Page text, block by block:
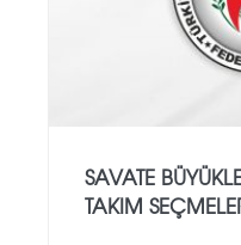
SAVATE
TAKIM